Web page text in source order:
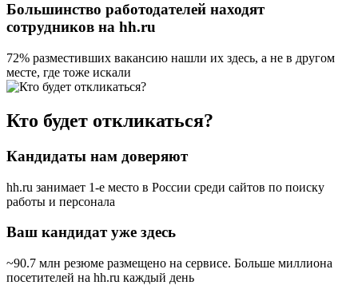
Большинство работодателей находят
сотрудников на hh.ru
72% разместивших вакансию нашли их здесь, а не в другом
месте, где тоже искали
Кто будет откликаться?
Кандидаты нам доверяют
hh.ru занимает 1-е место в России среди сайтов по поиску
работы и персонала
Ваш кандидат уже здесь
~90.7 млн резюме размещено на сервисе. Больше миллиона
посетителей на hh.ru каждый день